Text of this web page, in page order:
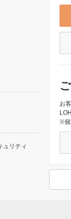
お
※個
ュリティ